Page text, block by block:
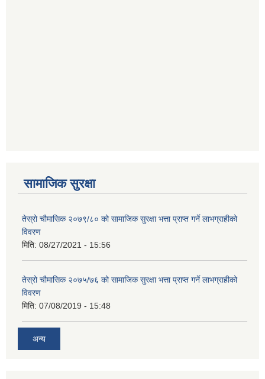
सामाजिक सुरक्षा
तेस्रो चौमासिक २०७९/८० को सामाजिक सुरक्षा भत्ता प्राप्त गर्ने लाभग्राहीको
विवरण
मिति: 08/27/2021 - 15:56
तेस्रो चौमासिक २०७५/७६ को सामाजिक सुरक्षा भत्ता प्राप्त गर्ने लाभग्राहीको
विवरण
मिति: 07/08/2019 - 15:48
अन्य